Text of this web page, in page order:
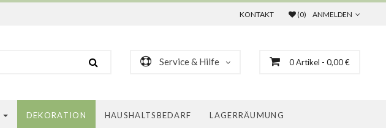
KONTAKT (0) ANMELDEN
Service & Hilfe 0Artikel - 0,00 €
DEKORATION HAUSHALTSBEDARF LAGERRÄUMUNG